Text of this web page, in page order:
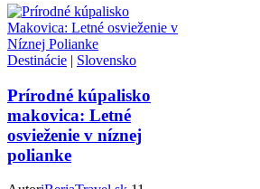
Destinácie | Slovensko
Prírodné kúpalisko
makovica: Letné
osvieženie v níznej
polianke